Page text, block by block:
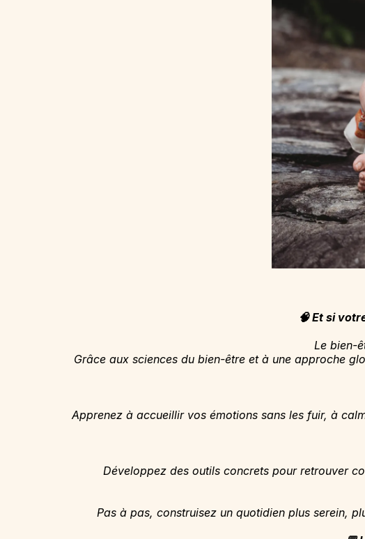
🧠 Et si
Le bien-
Grâce aux sciences du bien-être et à une approche
Apprenez à accueillir vos émotions sans les fuir, à
Développez des outils concrets pour retrouver
Pas à pas, construisez un quotidien plus serein,